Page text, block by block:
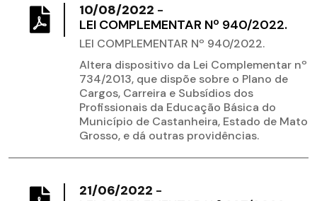
10/08/2022 -
LEI COMPLEMENTAR Nº 940/2022.
LEI COMPLEMENTAR Nº 940/2022.
Altera dispositivo da Lei Complementar nº
734/2013, que dispõe sobre o Plano de
Cargos, Carreira e Subsídios dos
Profissionais da Educação Básica do
Município de Castanheira, Estado de Mato
Grosso, e dá outras providências.
21/06/2022 -